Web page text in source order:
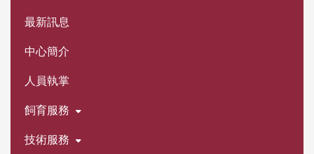
最新訊息
中心簡介
人員執掌
飼育服務
技術服務